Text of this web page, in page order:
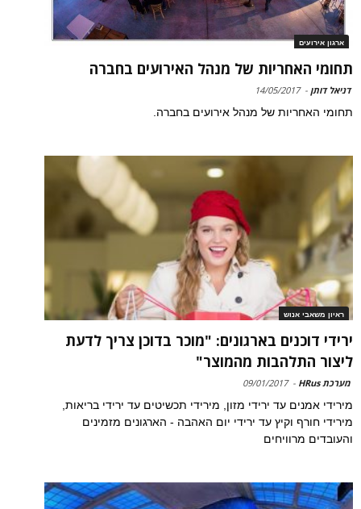
ארגון אירועים
תחומי האחריות של מנהל האירועים בחברה
דניאל דותן -
14/05/2017
תחומי האחריות של מנהל אירועים בחברה.
ראיון משאבי אנוש
ירידי דוכנים בארגונים: "מוכר בדוכן צריך לדעת
ליצור התלהבות מהמוצר"
מערכת HRus -
09/01/2017
מירידי אמנים עד ירידי מזון, מירידי תכשיטים עד ירידי בריאות,
מירידי חורף וקיץ עד ירידי יום האהבה - הארגונים מזמינים
והעובדים מרוויחים